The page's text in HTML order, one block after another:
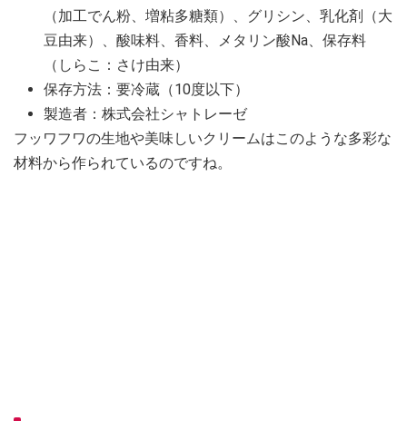
（加工でん粉、増粘多糖類）、グリシン、乳化剤（大
豆由来）、酸味料、香料、メタリン酸Na、保存料
（しらこ：さけ由来）
保存方法：要冷蔵（10度以下）
製造者：株式会社シャトレーゼ
フッワフワの生地や美味しいクリームはこのような多彩な
材料から作られているのですね。